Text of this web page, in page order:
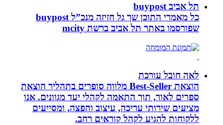
תל אביב buypost
כל מאמרי התוכן שך גל חזיזה מנכ”ל buypost
שפורסמו באתר תל אביב ברשת mcity
לאה חובל עורכת
הוצאת Best-Seller מלווה סופרים בתהליך הוצאת
ספרים לאור, תוך התאמה לקהלי יעד מגוונים. אנו
מציעים שירותי עריכה, עיצוב והפצה, ומסייעים
ללקוחות להגיע לקהל קוראים רחב.